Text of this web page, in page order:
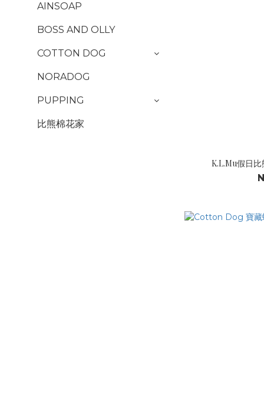
AINSOAP
BOSS AND OLLY
COTTON DOG
NORADOG
PUPPING
比熊棉花家
K.L.Mu假日